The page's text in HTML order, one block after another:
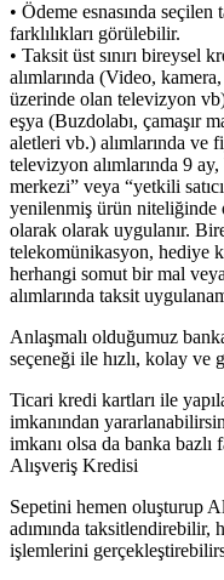
• Ödeme esnasında
farklılıkları görülebilir.
• Taksit üst sınırı bireysel
alımlarında (Video,
üzerinde olan televizyon
eşya (Buzdolabı, çamaşır
aletleri vb.) alımlarında ve
televizyon alımlarında 9
merkezi” veya “yetkili
yenilenmiş ürün niteliğinde
olarak olarak uygulanır.
telekomünikasyon, hediye
herhangi somut bir mal
alımlarında taksit
Anlaşmalı olduğumuz
seçeneği ile hızlı, kolay
Ticari kredi kartları ile
imkanından
imkanı olsa da banka
Alışveriş Kredisi
Sepetini hemen oluşturup
adımında taksitlendirebilir,
işlemlerini